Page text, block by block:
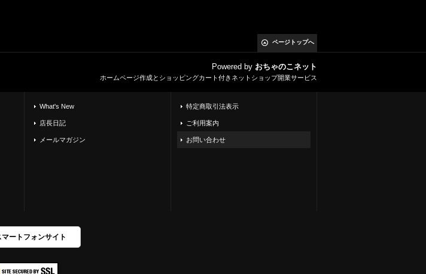
ページトップへ
Powered by おちゃのこネット
ホームページ作成とショッピングカート付きネットショップ開業サービス
What's New
店長日記
メールマガジン
特定商取引法表示
ご利用案内
お問い合わせ
マートフォンサイト